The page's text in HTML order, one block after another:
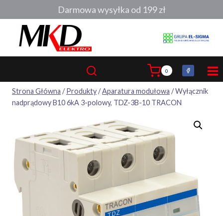
do
0
Strona Główna / Produkty/Aparatura modułowa /Wyłącznik
nadprądowy B10 6kA 3-polowy, TDZ-3B-10 TRACON
Darmowa wysyłka od 199 zł